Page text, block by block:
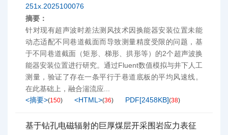
251x.2025100076
摘要：
针对现有超声波时差法测风技术因换能器安装位置未能
动态适配不同巷道截面而导致测量精度受限的问题，基
于不同巷道截面（矩形、梯形、拱形等）的2个超声波换
能器安装位置进行研究。通过Fluent数值模拟与井下人工
测量，验证了存在一条平行于巷道底板的平均风速线。
在此基础上，融合湍流应...
<摘要>(150) <HTML>(36) PDF[2458KB](38)
基于钻孔电磁辐射的巨厚煤层开采围岩应力表征